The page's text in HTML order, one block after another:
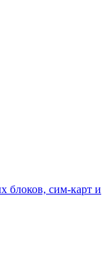
блоков, сим-карт и